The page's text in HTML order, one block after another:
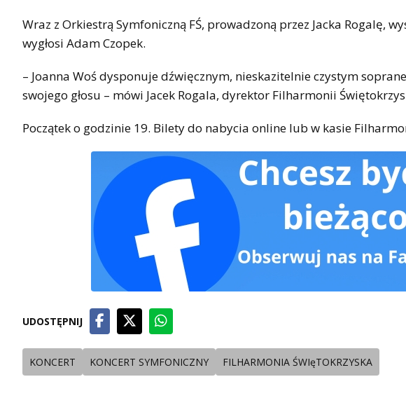
Wraz z Orkiestrą Symfoniczną FŚ, prowadzoną przez Jacka Rogalę,
wygłosi Adam Czopek.
– Joanna Woś dysponuje dźwięcznym, nieskazitelnie czystym
swojego głosu – mówi Jacek Rogala, dyrektor Filharmonii
Początek o godzinie 19. Bilety do nabycia online lub w kasie
UDOSTĘPNIJ
KONCERT KONCERT SYMFONICZNY FILHARMONIA ŚWIęTOKRZYSKA